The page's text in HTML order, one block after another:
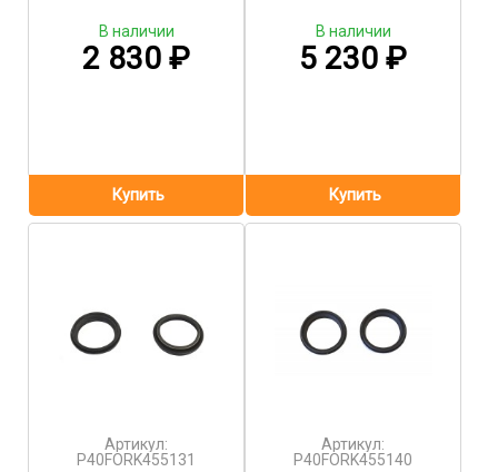
2 830 ₽
В наличии
5 230₽
В наличии
Артикул:
P40FORK455131
Артикул:
P40FORK455140